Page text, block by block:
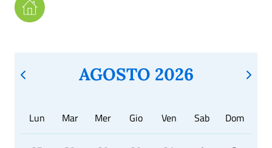
AGOSTO 2026
Lun Mar Mer Gio Ven Sab Dom